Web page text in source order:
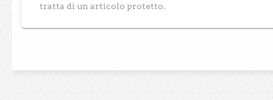
tratta di un articolo protetto.